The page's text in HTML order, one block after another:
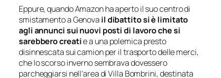
Eppure, quando Amazon ha aperto il suo centro di
smistamento a Genova il dibattito si è limitato
agli annunci sui nuovi posti di lavoro che si
sarebbero creatie a una polemica presto
disinnescata sui camion per il trasporto delle merci,
che lo scorso inverno sembrava dovessero
parcheggiarsi nell’area di Villa Bombrini, destinata